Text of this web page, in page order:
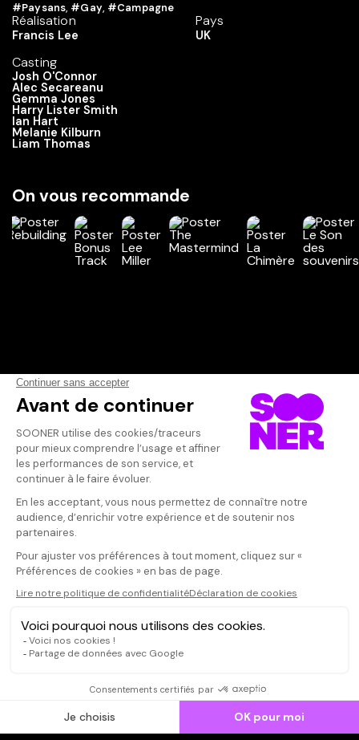
#Paysans, #Gay, #Campagne
Réalisation
Francis Lee
Casting
Josh O'Connor
Alec Secareanu
Gemma Jones
Harry Lister Smith
Ian Hart
Melanie Kilburn
Liam Thomas
Pays
UK
On vous recommande
Vos avis
Donnez votre avis
Votre note
Votre commentaire
Il faut vous connecter pour
publier un avis
CONNEXION
Un triomphe
Deux acteurs
leur rôle avec
Qui sommes-nous ?